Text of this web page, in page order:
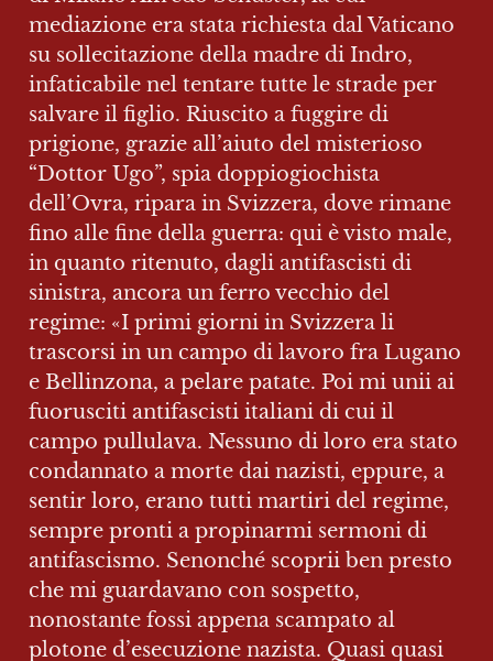
mediazione era stata richiesta dal Vaticano
su sollecitazione della madre di Indro,
infaticabile nel tentare tutte le strade per
salvare il figlio. Riuscito a fuggire di
prigione, grazie all’aiuto del misterioso
“Dottor Ugo”, spia doppiogiochista
dell’Ovra, ripara in Svizzera, dove rimane
fino alle fine della guerra: qui è visto male,
in quanto ritenuto, dagli antifascisti di
sinistra, ancora un ferro vecchio del
regime: «I primi giorni in Svizzera li
trascorsi in un campo di lavoro fra Lugano
e Bellinzona, a pelare patate. Poi mi unii ai
fuorusciti antifascisti italiani di cui il
campo pullulava. Nessuno di loro era stato
condannato a morte dai nazisti, eppure, a
sentir loro, erano tutti martiri del regime,
sempre pronti a propinarmi sermoni di
antifascismo. Senonché scoprii ben presto
che mi guardavano con sospetto,
nonostante fossi appena scampato al
plotone d’esecuzione nazista. Quasi quasi